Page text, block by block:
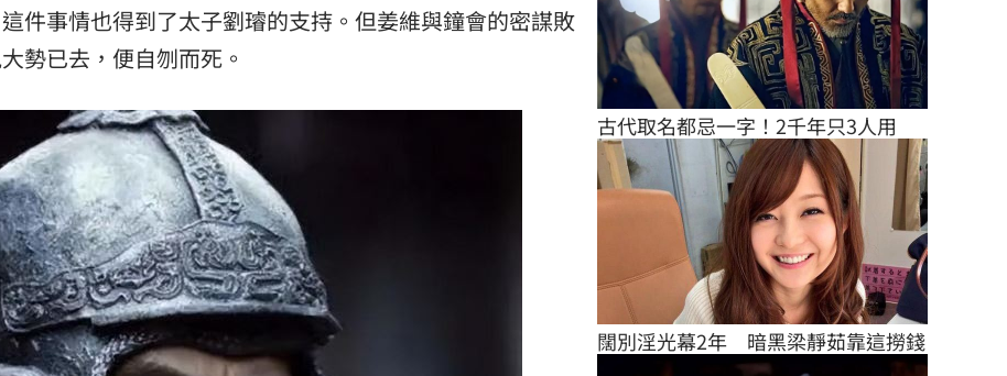
件事情也得到了太子劉璿的支持。但姜維與鐘會的密謀敗
勢已去，便自刎而死。
古代取名都忌一字！2千年只3人用
闊別淫光幕2年　暗黑梁靜茹靠這撈錢